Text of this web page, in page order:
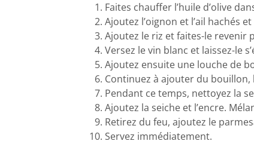
Faites chauffer l’huile d’olive
Ajoutez l’oignon et l’ail hachés
Ajoutez le riz et faites-le revenir
Versez le vin blanc et laissez-le
Ajoutez ensuite une louche de
Continuez à ajouter du bouillon,
Pendant ce temps, nettoyez la
Ajoutez la seiche et l’encre.
Retirez du feu, ajoutez le
Servez immédiatement.